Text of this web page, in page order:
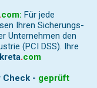
.com: Für jede
Ihren Sicherungs-
Unternehmen den
(PCI DSS). Ihre
kreta.com
Check - geprüft